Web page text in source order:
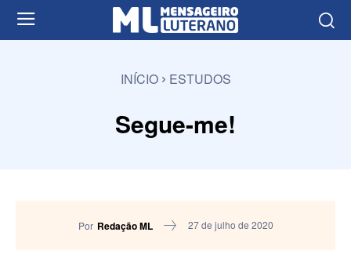
INÍCIO ESTUDOS
Segue-me!
Por Redação ML 27 de julho de 2020